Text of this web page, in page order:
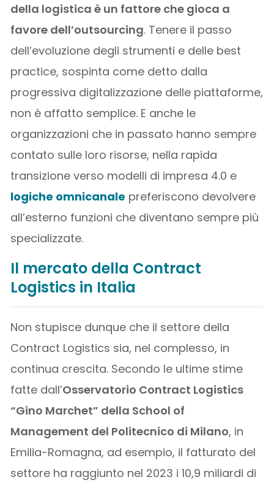
della logistica è un fattore che gioca a
favore dell’outsourcing. Tenere il passo
dell’evoluzione degli strumenti e delle best
practice, sospinta come detto dalla
progressiva digitalizzazione delle piattaforme,
non è affatto semplice. E anche le
organizzazioni che in passato hanno sempre
contato sulle loro risorse, nella rapida
transizione verso modelli di impresa 4.0 e
logiche omnicanale preferiscono devolvere
all’esterno funzioni che diventano sempre più
specializzate.
Il mercato della Contract
Logistics in Italia
Non stupisce dunque che il settore della
Contract Logistics sia, nel complesso, in
continua crescita. Secondo le ultime stime
fatte dall’Osservatorio Contract Logistics
“Gino Marchet” della School of
Management del Politecnico di Milano, in
Emilia-Romagna, ad esempio, il fatturato del
settore ha raggiunto nel 2023 i 10,9 miliardi di